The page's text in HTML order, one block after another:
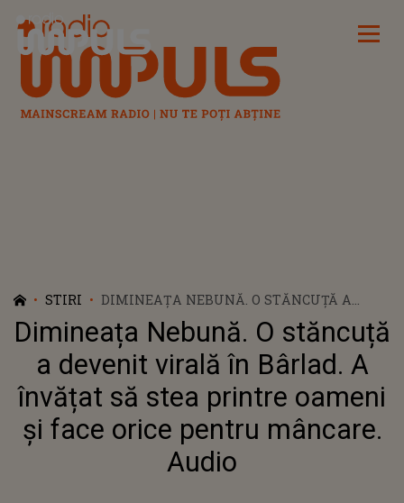
Radio Impuls
STIRI
DIMINEAȚA NEBUNĂ. O STĂNCUȚĂ A
DEVENIT VIRALĂ ÎN BÂRLAD. A ÎNVĂȚAT
SĂ STEA PRINTRE OAMENI ȘI FACE ORICE
PENTRU MÂNCARE. AUDIO
Dimineața Nebună. O stăncuță
a devenit virală în Bârlad. A
învățat să stea printre oameni
și face orice pentru mâncare.
Audio